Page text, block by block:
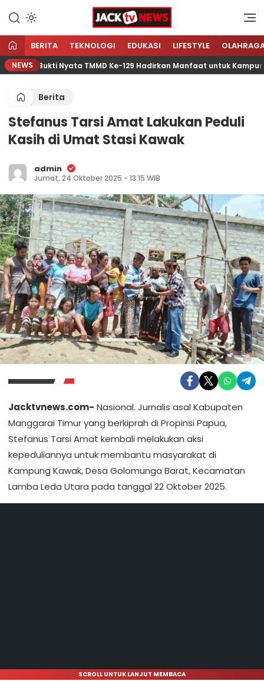
konten
Jacktvnews.com
Sumber Referensi Terpercaya
BERITA TEKNOLOGI EDUKASI LIFESTYLE
NEWS
Bukti Nyata TMMD Ke-129 Hadirkan Manfaat untuk Kampung
Berita
Stefanus Tarsi Amat Lakukan Peduli
Kasih di Umat Stasi Kawak
admin
Jumat, 24 Oktober 2025 - 13:15 WIB
Jacktvnews.com- Nasional. Jurnalis asal Kabupaten
Manggarai Timur yang berkiprah di Propinsi Papua,
Stefanus Tarsi Amat kembali melakukan aksi
kepeduliannya untuk membantu masyarakat di
Kampung Kawak, Desa Golomunga Barat, Kecamatan
Lamba Leda Utara pada tanggal 22 Oktober 2025.
SCROLL UNTUK LANJUT MEMBACA